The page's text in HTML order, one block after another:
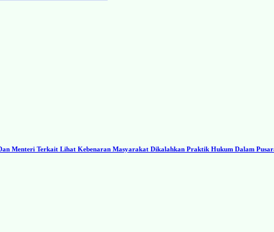
Menteri Terkait Lihat Kebenaran Masyarakat Dikalahkan Praktik Hukum Dalam